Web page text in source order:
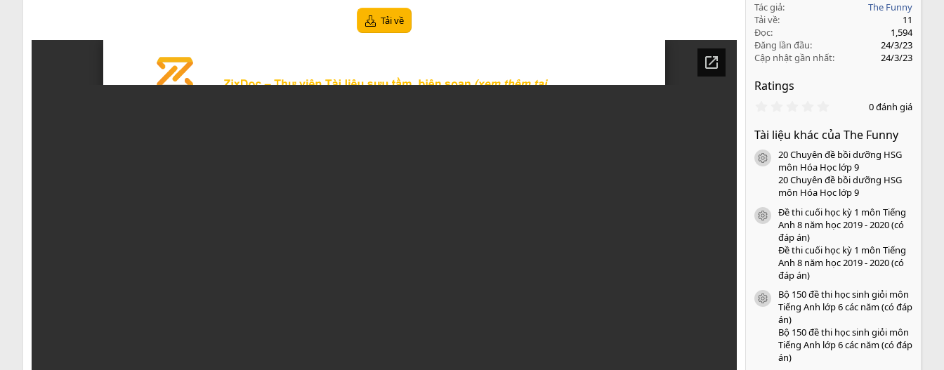
ả
Tải về
Tác giả
The Funny
Tải về
11
Đọc
1,594
Đăng lần đầu
24/3/23
Cập nhật gần nhất
24/3/23
Ratings
0
0
s
a
o
0 đánh giá
Tài liệu khác của The Funny
icon tài liệu
20 Chuyên đề bồi dưỡng HSG
môn Hóa Học lớp 9
20 Chuyên đề bồi dưỡng HSG
môn Hóa Học lớp 9
icon tài liệu
Đề thi cuối học kỳ 1 môn Tiếng
Anh 8 năm học 2019 - 2020 (có
đáp án)
Đề thi cuối học kỳ 1 môn Tiếng
Anh 8 năm học 2019 - 2020 (có
đáp án)
icon tài liệu
Bộ 150 đề thi học sinh giỏi môn
Tiếng Anh lớp 6 các năm (có đáp
án)
Bộ 150 đề thi học sinh giỏi môn
Tiếng Anh lớp 6 các năm (có đáp
án)